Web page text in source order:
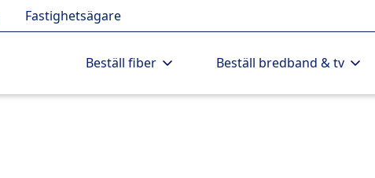
Fastighetsägare
Beställ fiber Beställ bredband & tv